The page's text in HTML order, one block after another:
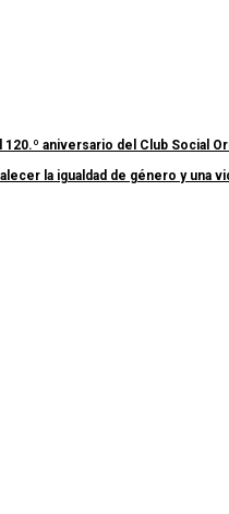
aniversario del Club Social
la igualdad de género y una